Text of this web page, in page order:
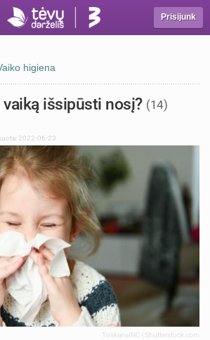
Prisijunk
higiena
išsipūsti nosį? (14)
2022-06-23
ToskanaINC | Shutterstock.com